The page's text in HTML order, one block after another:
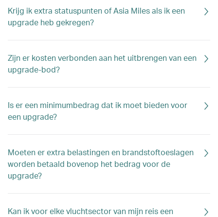
Krijg ik extra statuspunten of Asia Miles als ik een
upgrade heb gekregen?
Zijn er kosten verbonden aan het uitbrengen van een
upgrade-bod?
Is er een minimumbedrag dat ik moet bieden voor
een upgrade?
Moeten er extra belastingen en brandstoftoeslagen
worden betaald bovenop het bedrag voor de
upgrade?
Kan ik voor elke vluchtsector van mijn reis een